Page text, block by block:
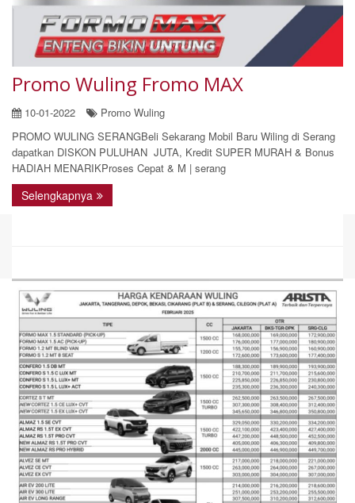
Promo Wuling Fromo MAX
10-01-2022
Promo Wuling
PROMO WULING SERANGBeli Sekarang Mobil Baru Wiling di Serang
dapatkan DISKON PULUHAN JUTA, Kredit SUPER MURAH & Bonus
HADIAH MENARIKProses Cepat & M | serang
Selengkapnya